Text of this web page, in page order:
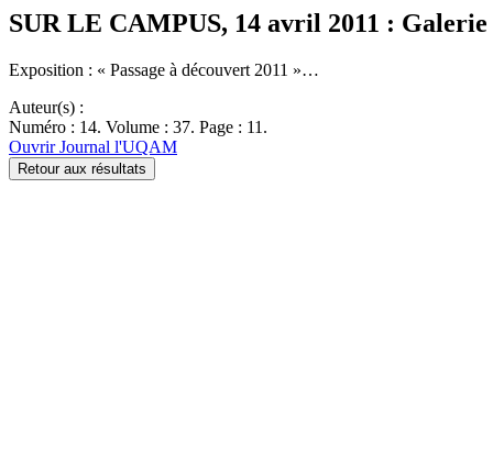
SUR LE CAMPUS, 14 avril 2011 :
Exposition : « Passage à découvert 2011 »…
Auteur(s) :
Numéro : 14. Volume : 37. Page : 11.
Ouvrir Journal l'UQAM
Retour aux résultats